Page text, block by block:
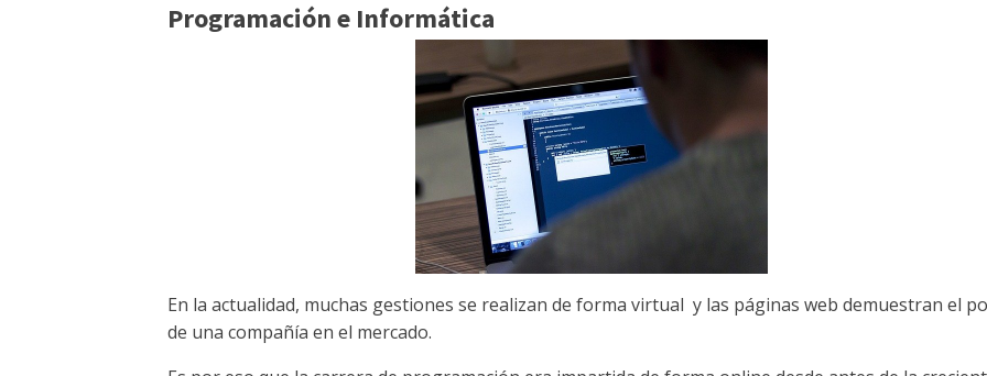
Programación e Informática
En la actualidad, muchas gestiones se realizan de forma virtual y las páginas web demuestran el
de una compañía en el mercado.